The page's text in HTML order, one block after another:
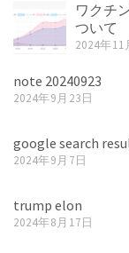
ワクチ
ついて
2024年11
note 20240923
2024年9月23日
google search
2024年9月7日
trump elon
2024年8月17日